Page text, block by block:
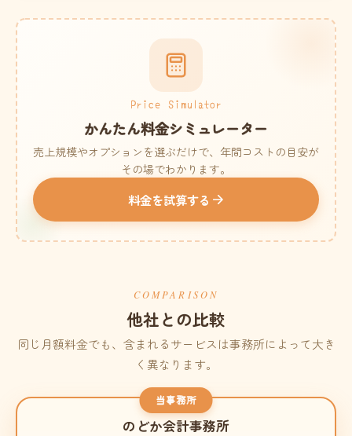
Price Simulator
かんたん料金シミュレーター
売上規模やオプションを選ぶだけで、年間コストの目安が
その場でわかります。
料金を試算する
COMPARISON
他社との比較
同じ月額料金でも、含まれるサービスは事務所によって大き
く異なります。
当事務所
のどか会計事務所